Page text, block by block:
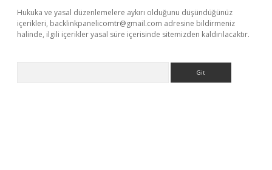
Hukuka ve yasal düzenlemelere aykırı olduğunu düşündüğünüz
içerikleri, backlinkpanelicomtr@gmail.com adresine bildirmeniz
halinde, ilgili içerikler yasal süre içerisinde sitemizden kaldırılacaktır.